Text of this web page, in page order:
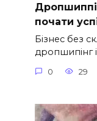
почати
Бізнес без
дропшипінг і
0 29